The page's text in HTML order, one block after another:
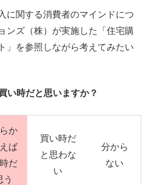
に関する消費者のマインドにつ
ンズ（株）が実施した「住宅購
」を参照しながら考えてみたい
い時だと思いますか？
か
ば
だ
う
買い時だ
と思わな
い
分から
ない